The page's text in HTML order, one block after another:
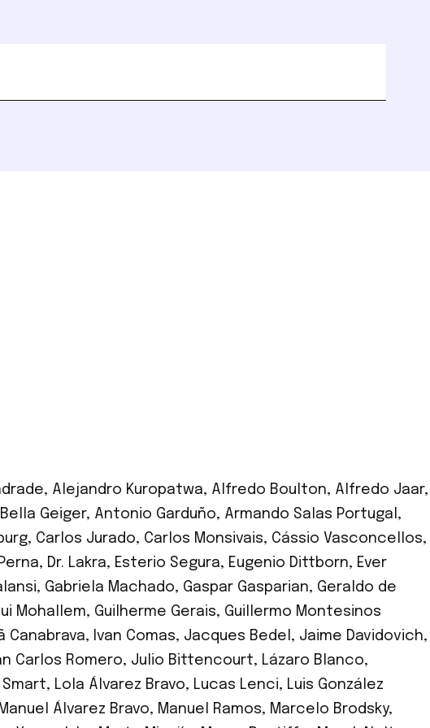
, Alejandro Kuropatwa, Alfredo Boulton, Alfredo Jaar,
Geiger, Antonio Garduño, Armando Salas Portugal ,
, Carlos Jurado, Carlos Monsivais, Cássio Vasconcellos,
, Dr. Lakra, Esterio Segura, Eugenio Dittborn, Ever
, Gabriela Machado, Gaspar Gasparian, Geraldo de
Mohallem, Guilherme Gerais, Guillermo Montesinos
Canabrava, Ivan Comas, Jacques Bedel , Jaime Davidovich,
Carlos Romero, Julio Bittencourt, Lázaro Blanco,
Smart, Lola Álvarez Bravo, Lucas Lenci, Luis González
Manuel Álvarez Bravo, Manuel Ramos, Marcelo Brodsky,